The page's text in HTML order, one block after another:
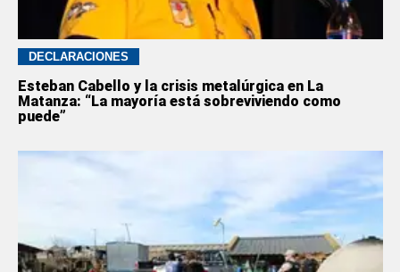
DECLARACIONES
Esteban Cabello y la crisis metalúrgica en La
Matanza: “La mayoría está sobreviviendo como
puede”